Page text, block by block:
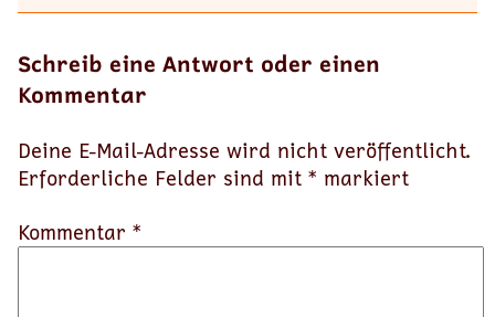
Schreib eine Antwort oder einen
Kommentar
Deine E-Mail-Adresse wird nicht veröffentlicht.
Erforderliche Felder sind mit * markiert
Kommentar *